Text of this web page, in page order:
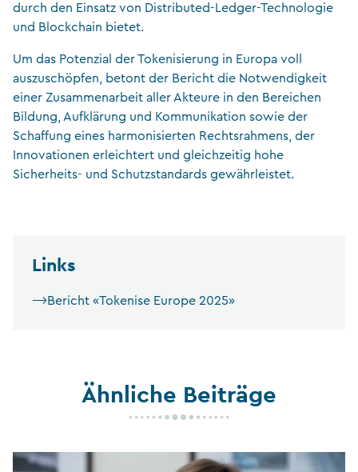
durch den Einsatz von Distributed-Ledger-Technologie
und Blockchain bietet.
Um das Potenzial der Tokenisierung in Europa voll
auszuschöpfen, betont der Bericht die Notwendigkeit
einer Zusammenarbeit aller Akteure in den Bereichen
Bildung, Aufklärung und Kommunikation sowie der
Schaffung eines harmonisierten Rechtsrahmens, der
Innovationen erleichtert und gleichzeitig hohe
Sicherheits- und Schutzstandards gewährleistet.
Links
Bericht «Tokenise Europe 2025»
Ähnliche Beiträge